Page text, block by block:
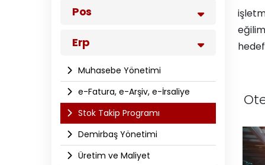
Pos
Erp
Muhasebe Yönetimi
e-Fatura, e-Arşiv, e-İrsaliye
Stok Takip Programı
Demirbaş Yönetimi
Üretim ve Maliyet